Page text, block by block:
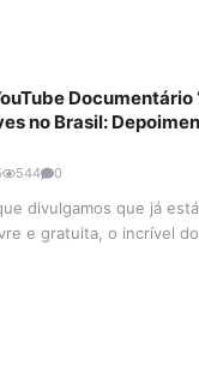
Documentário
no Brasil:
544 0
divulgamos que já
e gratuita, o incrível